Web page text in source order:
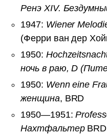
Ренэ XIV.
1947: Wiener
(Ферри ван дер
1950:
ночь в раю, D
1950: Wenn eine
женщина, BRD
1950—1951:
НахтфальтерBRD